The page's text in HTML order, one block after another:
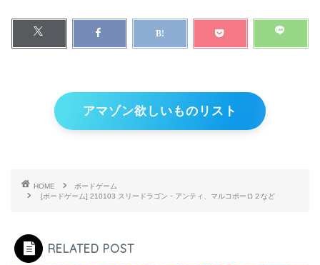
アマゾン欲しいものリスト
HOME
ボードゲーム
[ボードゲーム] 210103 スリードラゴン・アンティ、マルコポーロ２など
RELATED POST